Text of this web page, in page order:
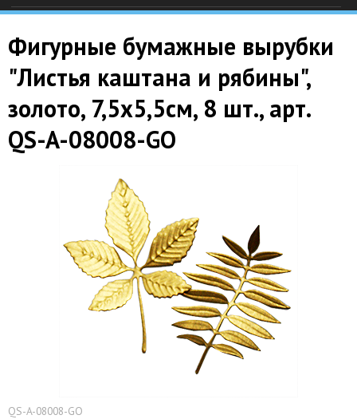
Фигурные бумажные вырубки
"Листья каштана и рябины",
золото, 7,5х5,5см, 8 шт., арт.
QS-A-08008-GO
QS-A-08008-GO